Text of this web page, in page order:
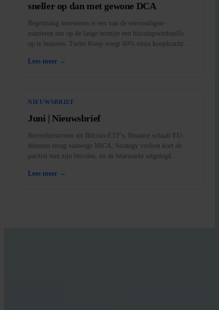
sneller op dan met gewone DCA
Regelmatig investeren is een van de eenvoudigste
manieren om op de lange termijn een bitcoinportefeuille
op te bouwen. Turbo Koop voegt 60% extra koopkracht
Lees meer →
NIEUWSBRIEF
Juni | Nieuwsbrief
Recorduitstroom uit Bitcoin-ETF's, Binance schaalt EU-
diensten terug vanwege MiCA, Strategy verliest kort de
pariteit met zijn bitcoins, en de bearmarkt uitgelegd.
Lees meer →